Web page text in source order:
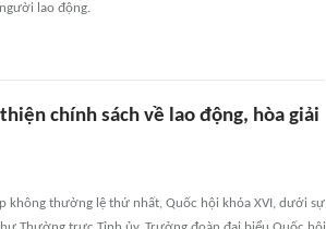
lao động.
chính sách về lao động, hòa giải
không thường lệ thứ nhất, Quốc hội khóa XVI, dưới sự